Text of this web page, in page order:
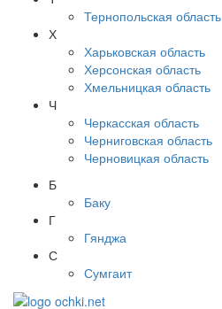
Тернопольская область
Х
Харьковская область
Херсонская область
Хмельницкая область
Ч
Черкасская область
Черниговская область
Черновицкая область
Б
Баку
Г
Гянджа
С
Сумгаит